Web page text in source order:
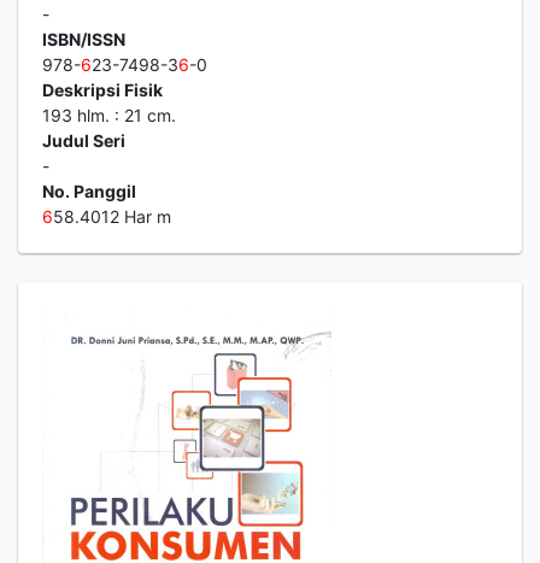
-
ISBN/ISSN
978-623-7498-36-0
Deskripsi Fisik
193 hlm. : 21 cm.
Judul Seri
-
No. Panggil
658.4012 Har m